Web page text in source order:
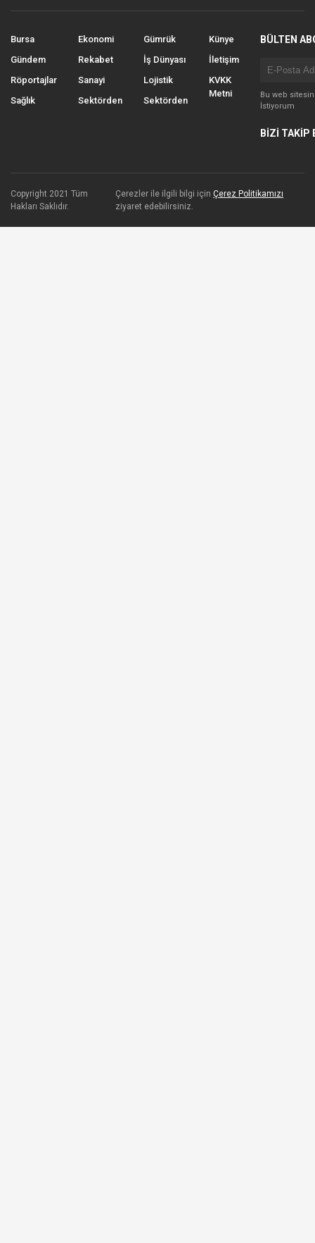
Bursa
Gündem
Röportajlar
Sağlık
Ekonomi
Rekabet
Sanayi
Sektörden
Gümrük
İş Dünyası
Lojistik
Sektörden
Künye
İletişim
KVKK
Metni
BÜLTEN
Bu web
İstiyorum
BİZİ TAKİP
Copyright 2021 Tüm
Hakları Saklıdır.
Çerezler ile ilgili bilgi içinÇerez Politikamızı
ziyaret edebilirsiniz.